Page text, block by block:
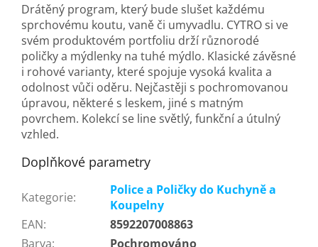
Drátěný program, který bude slušet každému
sprchovému koutu, vaně či umyvadlu. CYTRO si ve
svém produktovém portfoliu drží různorodé
poličky a mýdlenky na tuhé mýdlo. Klasické závěsné
i rohové varianty, které spojuje vysoká kvalita a
odolnost vůči oděru. Nejčastěji s pochromovanou
úpravou, některé s leskem, jiné s matným
povrchem. Kolekcí se line světlý, funkční a útulný
vzhled.
Doplňkové parametry
Kategorie:
Police a Poličky do Kuchyně a
Koupelny
EAN:
8592207008863
Barva:
Pochromováno